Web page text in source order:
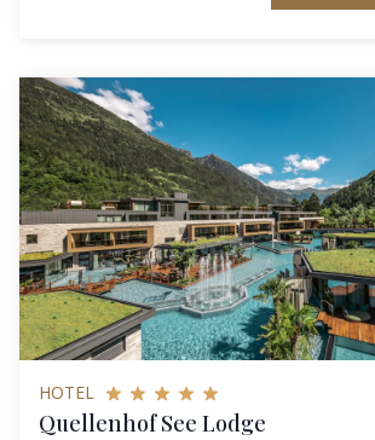
HOTEL
Quellenhof See Lodge